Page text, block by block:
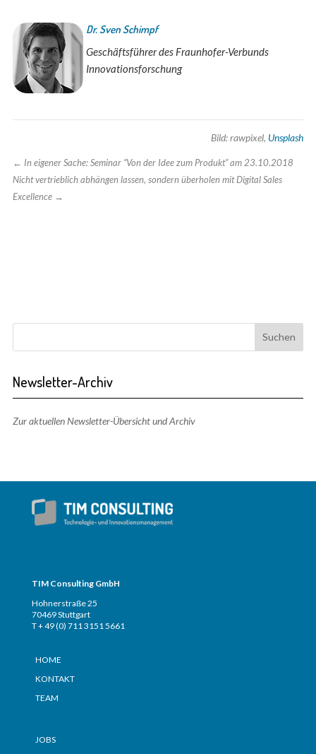
Dr. Sven Schimpf
Geschäftsführer des Fraunhofer-Verbunds
Innovationsforschung
Bild: rawpixel, Unsplash
← In eigener Sache: Seminar “Von der Idee zum Produkt” am 23.10.2018
Nicht vertrieblich abhängen lassen, sondern überholen mit Digital Sales
Excellence→
Newsletter-Archiv
Zur aktuellen Newsletter-Übersicht und Archiv
TIM Consulting GmbH
Hohnerstraße 25
70469 Stuttgart
T + 49 (0) 711 3151 5661
HOME
KONTAKT
TEAM
JOBS